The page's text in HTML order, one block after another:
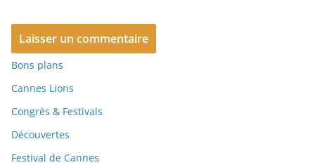
Bons plans
Cannes Lions
Congrès & Festivals
Découvertes
Festival de Cannes